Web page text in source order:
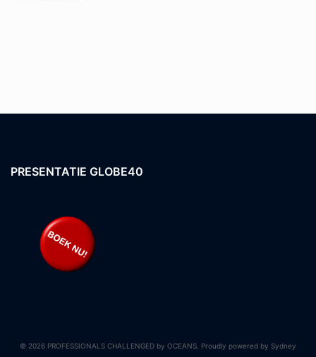
PRESENTATIE GLOBE40
© 2026 PROFESSIONALS CHALLENGED by OCEANS. Proudly powered by Sydney